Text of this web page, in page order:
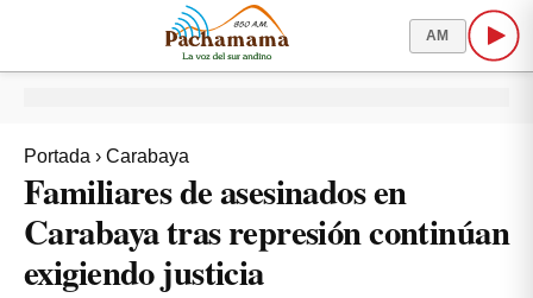
AM
Portada › Carabaya
Familiares de asesinados en
Carabaya tras represión continúan
exigiendo justicia